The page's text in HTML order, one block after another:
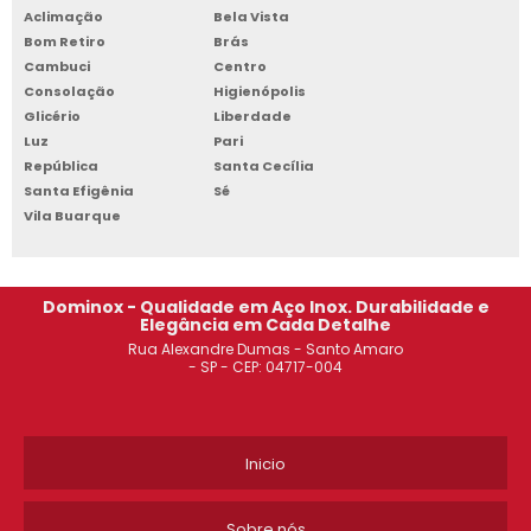
ROUPEIRO DE AÇO 2 PORTAS SACOMÃ
ROUPEIRO DE AÇO 20 PORTAS PREÇO JABAQUARA
COMPRAR ESTANTE DE AÇO SACOMÃ
CADEIRA EAMES GUARULHOS
ROUPEIRO DE AÇO 6 PORTAS JABAQUARA
ROUPEIRO DE AÇO 2 PORTAS CAMPINAS
Aclimação
Bela Vista
Bom Retiro
Brás
Cambuci
Centro
Consolação
Higienópolis
Glicério
Liberdade
Luz
Pari
República
Santa Cecília
Santa Efigênia
Sé
Vila Buarque
Dominox - Qualidade em Aço Inox. Durabilidade e
Elegância em Cada Detalhe
Rua Alexandre Dumas - Santo Amaro
- SP - CEP: 04717-004
Inicio